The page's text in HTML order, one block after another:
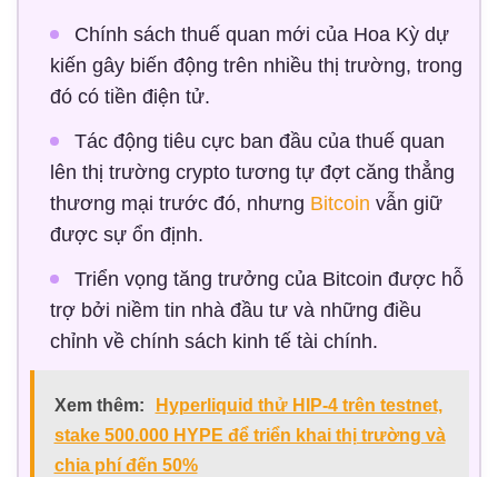
Chính sách thuế quan mới của Hoa Kỳ dự
kiến gây biến động trên nhiều thị trường, trong
đó có tiền điện tử.
Tác động tiêu cực ban đầu của thuế quan
lên thị trường crypto tương tự đợt căng thẳng
thương mại trước đó, nhưng Bitcoin vẫn giữ
được sự ổn định.
Triển vọng tăng trưởng của Bitcoin được hỗ
trợ bởi niềm tin nhà đầu tư và những điều
chỉnh về chính sách kinh tế tài chính.
Xem thêm:
Hyperliquid thử HIP-4 trên testnet,
stake 500.000 HYPE để triển khai thị trường và
chia phí đến 50%